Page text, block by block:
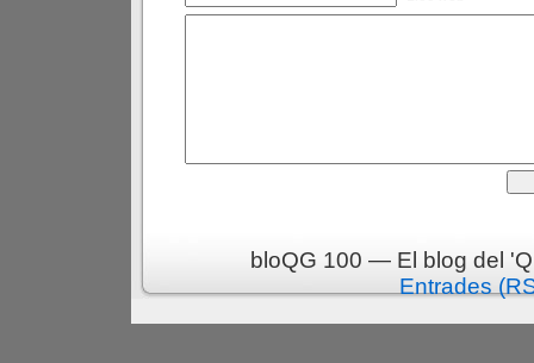
bloQG 100 — El blog del
Entrades